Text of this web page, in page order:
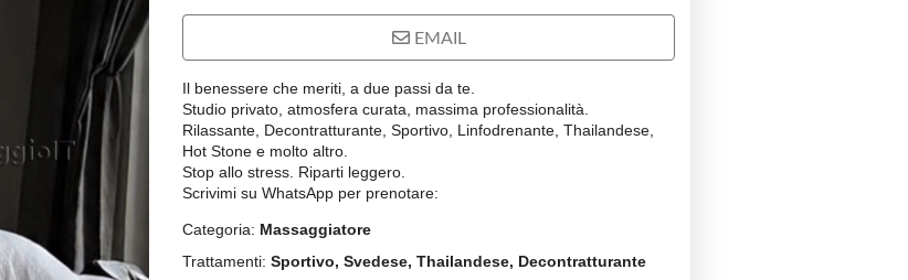
EMAIL
Il benessere che meriti, a due passi da te.
Studio privato, atmosfera curata, massima professionalità.
Rilassante, Decontratturante, Sportivo, Linfodrenante, Thailandese,
Hot Stone e molto altro.
Stop allo stress. Riparti leggero.
Scrivimi su WhatsApp per prenotare:
Categoria: Massaggiatore
Trattamenti: Sportivo, Svedese, Thailandese, Decontratturante